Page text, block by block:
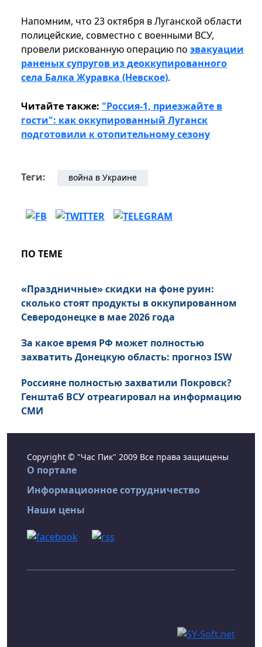
Напомним, что 23 октября в Луганской области
полицейские, совместно с военными ВСУ,
провели рискованную операцию по эвакуации
раненых супругов из деоккупированного
села Балка Журавка (Невское).
Читайте также: "Россия-1, приезжайте в
гости": как оккупированный Луганск
подготовили к отопительному сезону
Теги: война в Украине
ПО ТЕМЕ
«Праздничные» скидки на фоне руин:
сколько стоят продукты в оккупированном
Северодонецке в мае 2026 года
За какое время РФ может полностью
захватить Донецкую область: прогноз ISW
Россияне полностью захватили Покровск?
Генштаб ВСУ отреагировал на информацию
СМИ
Copyright © "Час Пик" 2009 Все права защищены
О портале
Информационное сотрудничество
Наши цены